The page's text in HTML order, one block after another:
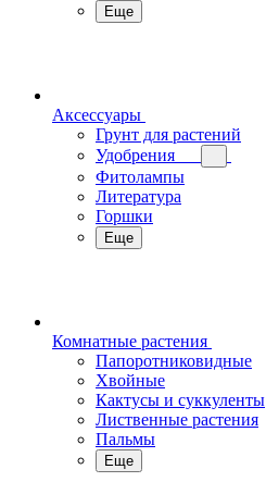
Еще
Аксессуары
Грунт для растений
Удобрения
Фитолампы
Литература
Горшки
Еще
Комнатные растения
Папоротниковидные
Хвойные
Кактусы и суккуленты
Лиственные растения
Пальмы
Еще